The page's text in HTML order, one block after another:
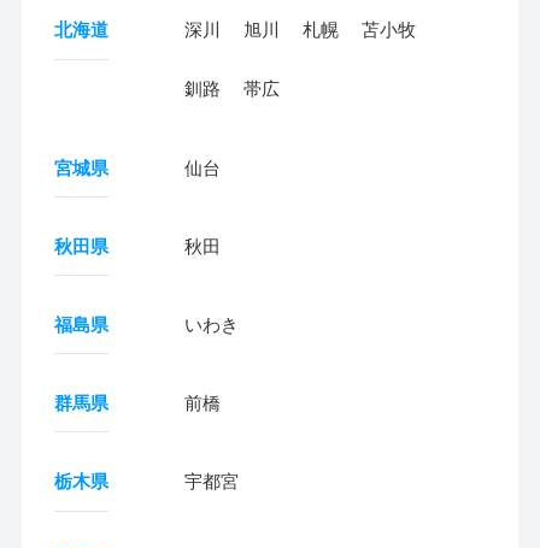
北海道 深川 旭川 札幌 苫小牧
釧路 帯広
宮城県 仙台
秋田県 秋田
福島県 いわき
群馬県 前橋
栃木県 宇都宮